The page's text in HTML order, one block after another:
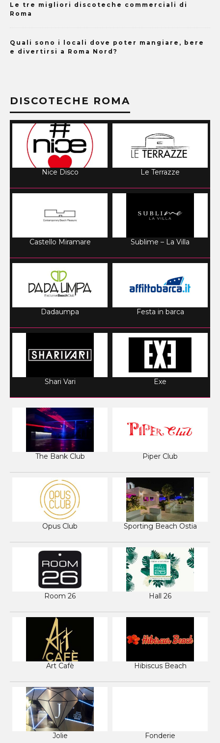
Le tre migliori discoteche commerciali di
Roma
Quali sono i locali dove poter mangiare, bere
e divertirsi a Roma Nord?
DISCOTECHE ROMA
Nice Disco Le Terrazze
Castello Miramare Sublime – La Villa
Dadaumpa Festa in barca
Shari Vari Exe
The Bank Club Piper Club
Opus Club Sporting Beach Ostia
Room 26 Hall 26
Art Cafè Hibiscus Beach
Jolie Fonderie